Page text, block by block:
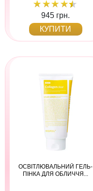
945 грн.
КУПИТИ
ОСВІТЛЮВАЛЬНИЙ ГЕЛЬ-
ПІНКА ДЛЯ ОБЛИЧЧЯ...